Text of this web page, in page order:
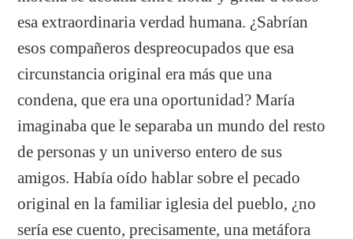
esa extraordinaria verdad humana. ¿Sabrían
esos compañeros despreocupados que esa
circunstancia original era más que una
condena, que era una oportunidad? María
imaginaba que le separaba un mundo del resto
de personas y un universo entero de sus
amigos. Había oído hablar sobre el pecado
original en la familiar iglesia del pueblo, ¿no
sería ese cuento, precisamente, una metáfora